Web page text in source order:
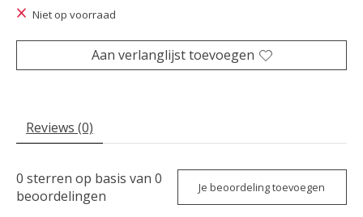
Niet op voorraad
Aan verlanglijst toevoegen
Reviews (0)
0 sterren op basis van 0
beoordelingen
Je beoordeling toevoegen